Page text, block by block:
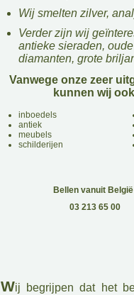
Wij smelten zilver,
Verder zijn wij
antieke sieraden,
diamanten, grote
Vanwege onze zeer
kunnen wij
inboedels
antiek
meubels
schilderijen
Bellen vanuit
03 213 65 00
Wij begrijpen dat het